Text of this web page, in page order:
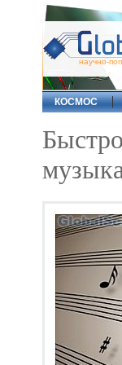
научно-
КОСМОС
музыка